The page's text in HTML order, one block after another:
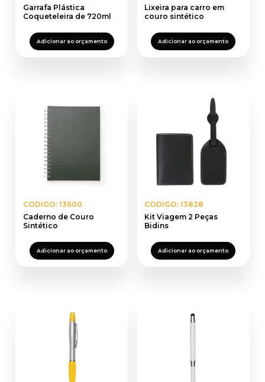
Garrafa Plástica
Coqueteleira de 720ml
Adicionar ao orçamento
Lixeira para carro em
couro sintético
Adicionar ao orçamento
CODIGO: 13600
Caderno de Couro
Sintético
Adicionar ao orçamento
CODIGO: 13828
Kit Viagem 2 Peças
Bidins
Adicionar ao orçamento